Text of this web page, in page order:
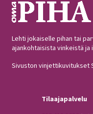
Lehti jokaiselle pihan tai
ajankohtaisista vinkeistä
Sivuston vinjettikuvitukset
Tilaajapalvelu